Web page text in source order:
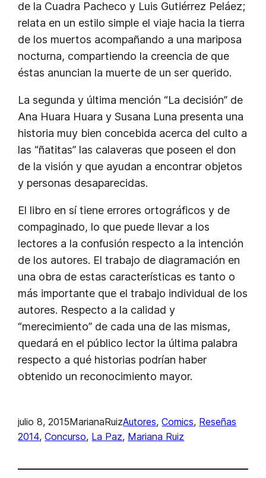
de la Cuadra Pacheco y Luis Gutiérrez Peláez;
relata en un estilo simple el viaje hacia la tierra
de los muertos acompañando a una mariposa
nocturna, compartiendo la creencia de que
éstas anuncian la muerte de un ser querido.
La segunda y última mención “La decisión” de
Ana Huara Huara y Susana Luna presenta una
historia muy bien concebida acerca del culto a
las “ñatitas” las calaveras que poseen el don
de la visión y que ayudan a encontrar objetos
y personas desaparecidas.
El libro en sí tiene errores ortográficos y de
compaginado, lo que puede llevar a los
lectores a la confusión respecto a la intención
de los autores. El trabajo de diagramación en
una obra de estas características es tanto o
más importante que el trabajo individual de los
autores. Respecto a la calidad y
“merecimiento” de cada una de las mismas,
quedará en el público lector la última palabra
respecto a qué historias podrían haber
obtenido un reconocimiento mayor.
julio 8, 2015MarianaRuizAutores, Comics, Reseñas
2014, Concurso, La Paz, Mariana Ruiz